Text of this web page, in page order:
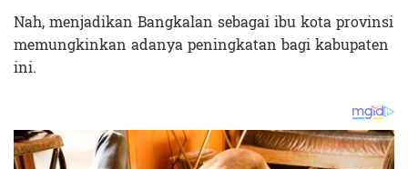
Nah, menjadikan Bangkalan sebagai ibu kota provinsi
memungkinkan adanya peningkatan bagi kabupaten
ini.